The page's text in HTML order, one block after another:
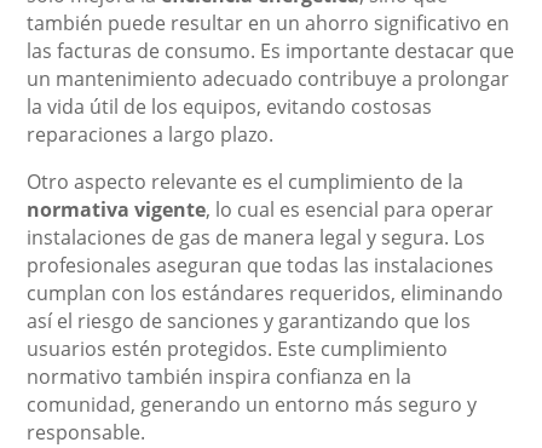
también puede resultar en un ahorro significativo en
las facturas de consumo. Es importante destacar que
un mantenimiento adecuado contribuye a prolongar
la vida útil de los equipos, evitando costosas
reparaciones a largo plazo.
Otro aspecto relevante es el cumplimiento de la
normativa vigente, lo cual es esencial para operar
instalaciones de gas de manera legal y segura. Los
profesionales aseguran que todas las instalaciones
cumplan con los estándares requeridos, eliminando
así el riesgo de sanciones y garantizando que los
usuarios estén protegidos. Este cumplimiento
normativo también inspira confianza en la
comunidad, generando un entorno más seguro y
responsable.